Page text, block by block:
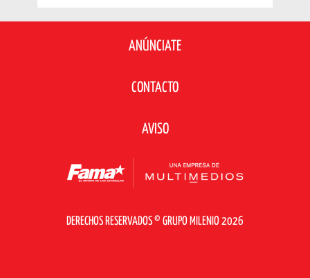
ANÚNCIATE
CONTACTO
AVISO
DERECHOS RESERVADOS © GRUPO MILENIO 2026